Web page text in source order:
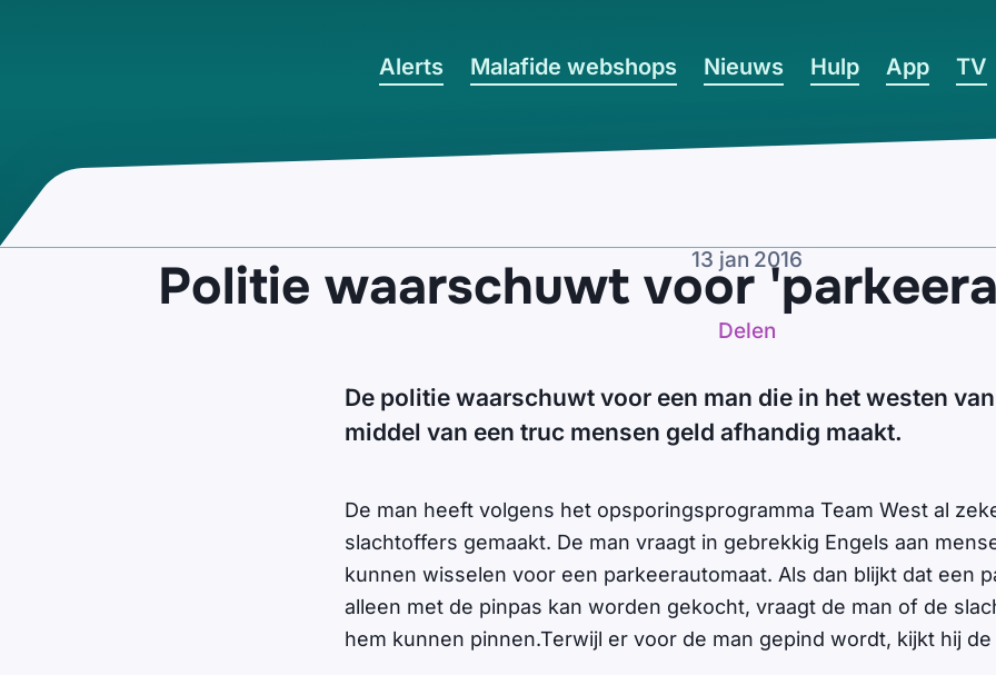
Alerts Malafide webshops Nieuws Hulp App TV
13 jan 2016
Politie waarschuwt voor
Delen
De politie waarschuwt voor een man die in het westen
middel van een truc mensen geld afhandig maakt.
De man heeft volgens het opsporingsprogramma Team West al
slachtoffers gemaakt. De man vraagt in gebrekkig Engels aan
kunnen wisselen voor een parkeerautomaat. Als dan blijkt dat een
alleen met de pinpas kan worden gekocht, vraagt de man of de
hem kunnen pinnen.Terwijl er voor de man gepind wordt, kijkt hij